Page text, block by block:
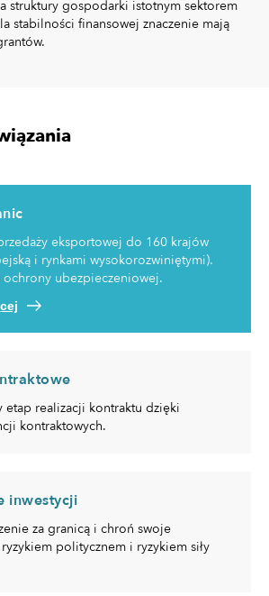
struktury gospodarki istotnym sektorem
stabilności finansowej znaczenie mają
eksportowej do 160 krajów
i rynkami wysokorozwiniętymi).
ochrony ubezpieczeniowej.
etap realizacji kontraktu dzięki
kontraktowych.
inwestycji
za granicą i chroń swoje
politycznem i ryzykiem siły